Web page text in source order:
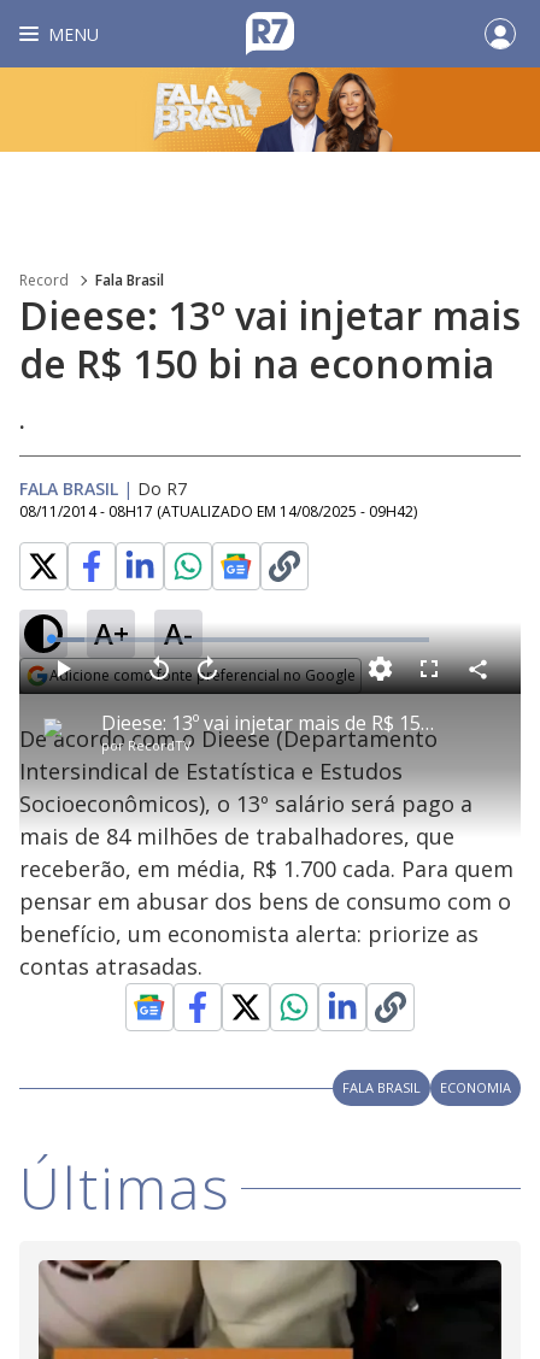
MENU
Record Fala Brasil
Dieese: 13º vai injetar mais
de R$ 150 bi na economia
.
FALA BRASIL | Do R7
08/11/2014 - 08H17 (ATUALIZADO EM 14/08/2025 - 09H42)
A+ A-
Adicione como fonte preferencial no Google
Opens in new window P
l
a
y
V
i
d
e
o
Dieese: 13º vai injetar mais de R$ 150 bi na economia
por RecordTV
P V
t
a
r
1
0
e
g
n
d
s
A
n
ç
a
1
s
e
u
n
d
o
s
M
u
L
o
a
d
e
.
9
1
%
F
l
s
c
n
C
o
De acordo com o Dieese (Departamento
Intersindical de Estatística e Estudos
Socioeconômicos), o 13º salário será pago a
mais de 84 milhões de trabalhadores, que
receberão, em média, R$ 1.700 cada. Para quem
pensar em abusar dos bens de consumo com o
benefício, um economista alerta: priorize as
contas atrasadas.
FALA BRASIL ECONOMIA
Últimas